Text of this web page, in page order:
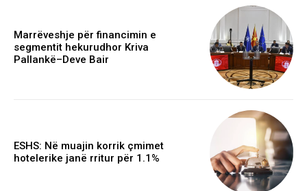
Marrëveshje për financimin e
segmentit hekurudhor Kriva
Pallankë–Deve Bair
ESHS: Në muajin korrik çmimet
hotelerike janë rritur për 1.1%